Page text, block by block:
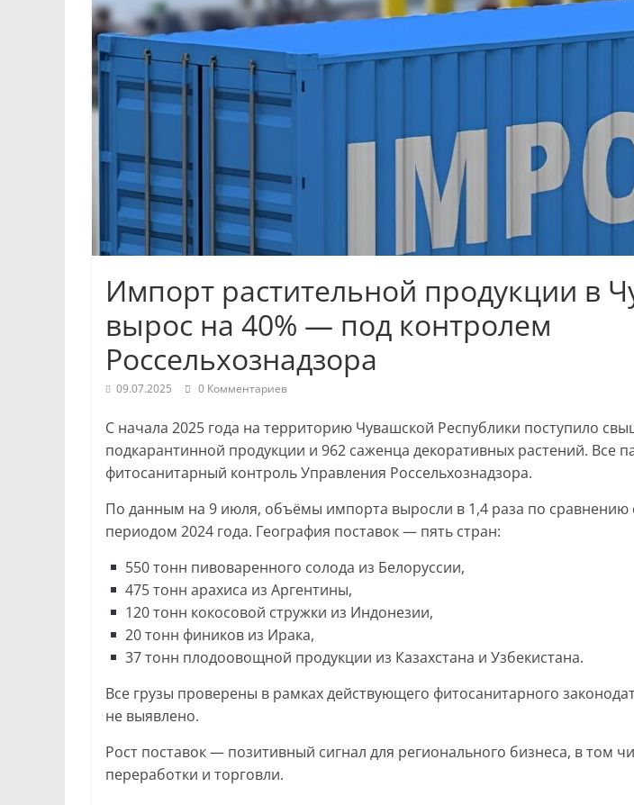
Чувашской
Республики
и
Чебоксар.
События
и
интервью,
инсайды.
Импорт растительной продукции в
вырос на 40% — под контролем
Россельхознадзора
09.07.2025 0 Комментариев
С начала 2025 года на территорию Чувашской Республики поступило
подкарантинной продукции и 962 саженца декоративных растений. Все
фитосанитарный контроль Управления Россельхознадзора.
По данным на 9 июля, объёмы импорта выросли в 1,4 раза по сравнению
периодом 2024 года. География поставок — пять стран:
550 тонн пивоваренного солода из Белоруссии,
475 тонн арахиса из Аргентины,
120 тонн кокосовой стружки из Индонезии,
20 тонн фиников из Ирака,
37 тонн плодоовощной продукции из Казахстана и Узбекистана.
Все грузы проверены в рамках действующего фитосанитарного
не выявлено.
Рост поставок — позитивный сигнал для регионального бизнеса, в том
переработки и торговли.